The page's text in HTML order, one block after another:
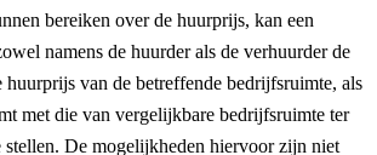
bereiken over de huurprijs, kan een
namens de huurder als de verhuurder de
huurprijs van de betreffende bedrijfsruimte, als
met die van vergelijkbare bedrijfsruimte ter
stellen. De mogelijkheden hiervoor zijn niet